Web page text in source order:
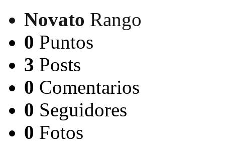
Novato Rango
0 Puntos
3 Posts
0 Comentarios
0 Seguidores
0 Fotos